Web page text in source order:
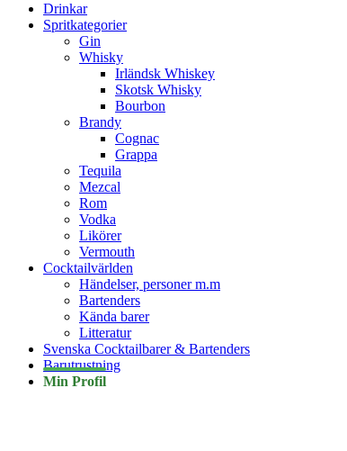
Drinkar
Spritkategorier
Gin
Whisky
Irländsk Whiskey
Skotsk Whisky
Bourbon
Brandy
Cognac
Grappa
Tequila
Mezcal
Rom
Vodka
Likörer
Vermouth
Cocktailvärlden
Händelser, personer m.m
Bartenders
Kända barer
Litteratur
Svenska Cocktailbarer & Bartenders
Barutrustning
Min Profil